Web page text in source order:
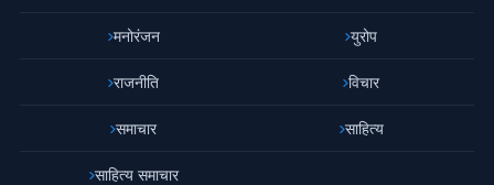
मनोरंजन युरोप
राजनीति विचार
समाचार साहित्य
साहित्य समाचार